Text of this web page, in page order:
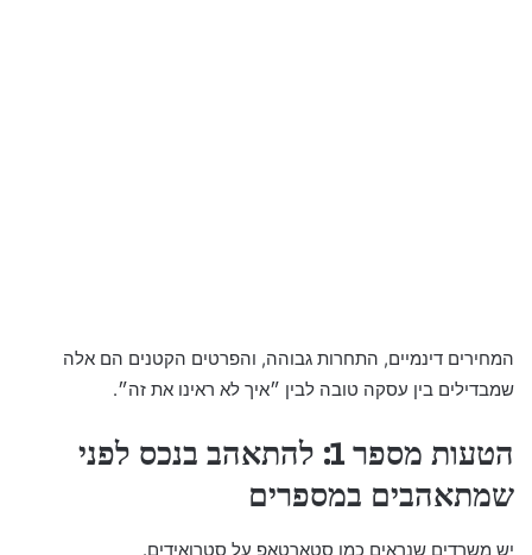
המחירים דינמיים, התחרות גבוהה, והפרטים הקטנים הם אלה
שמבדילים בין עסקה טובה לבין ״איך לא ראינו את זה״.
הטעות מספר 1: להתאהב בנכס לפני
שמתאהבים במספרים
יש משרדים שנראים כמו סטארטאפ על סטרואידים.